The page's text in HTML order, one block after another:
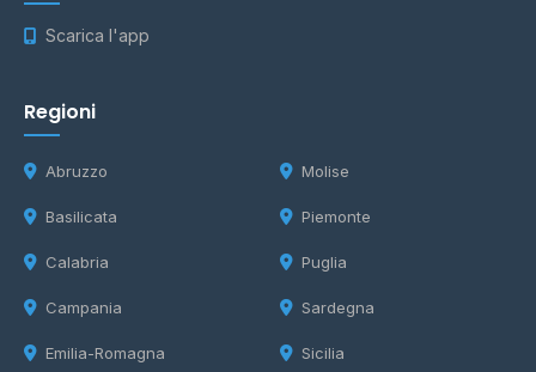
Scarica l'app
Regioni
Abruzzo
Basilicata
Calabria
Campania
Emilia-Romagna
Molise
Piemonte
Puglia
Sardegna
Sicilia